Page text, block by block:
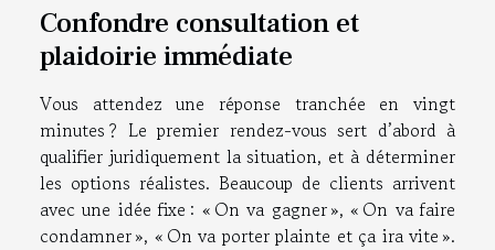
Confondre consultation et
plaidoirie immédiate
Vous attendez une réponse tranchée en vingt
minutes ? Le premier rendez-vous sert d’abord à
qualifier juridiquement la situation, et à déterminer
les options réalistes. Beaucoup de clients arrivent
avec une idée fixe : « On va gagner », « On va faire
condamner », « On va porter plainte et ça ira vite ».